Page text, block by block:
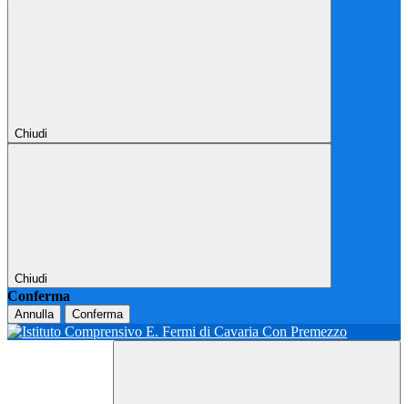
Chiudi
Chiudi
Conferma
Annulla Conferma